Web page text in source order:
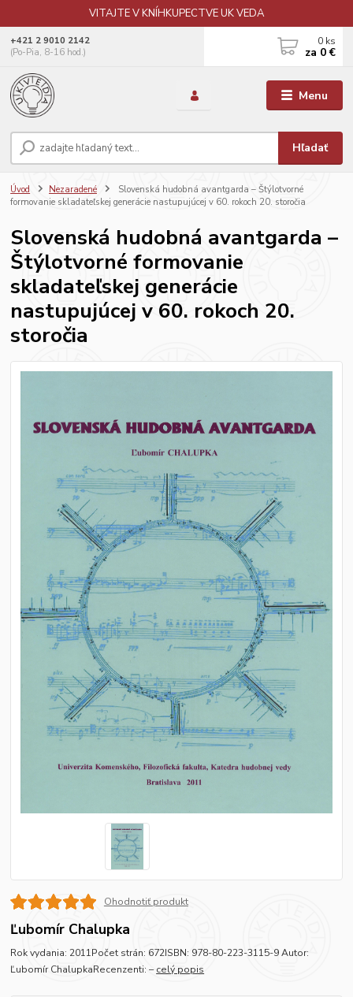
VITAJTE V KNÍHKUPECTVE UK VEDA
Menu
Hľadať
+421 2 9010 2142
(Po-Pia, 8-16 hod.)
0 ks
za 0 €
Úvod Nezaradené
Slovenská hudobná avantgarda – Štýlotvorné
formovanie skladateľskej generácie nastupujúcej v 60. rokoch 20. storočia
Slovenská hudobná avantgarda –
Štýlotvorné formovanie
skladateľskej generácie
nastupujúcej v 60. rokoch 20.
storočia
Ohodnotiť produkt
Ľubomír Chalupka
Rok vydania: 2011Počet strán: 672ISBN: 978-80-223-3115-9 Autor:
Ľubomír ChalupkaRecenzenti: – celý popis